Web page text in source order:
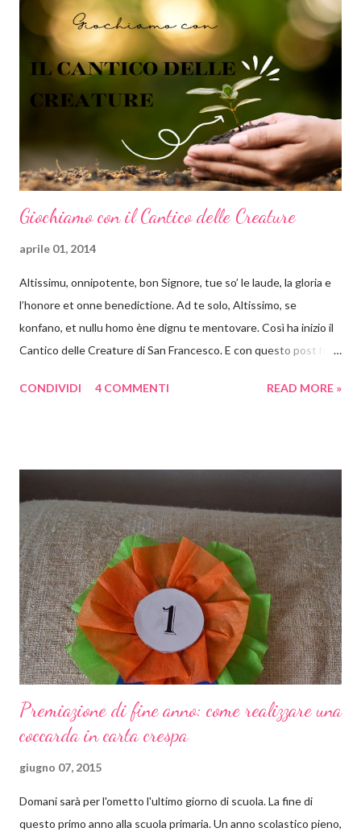
cerchi ed ovali tendono a inviare un messaggio emotivo positivo
di armonia e protezione. Al contrario del quadrato, che
trasmette stabilità, il cerchio si presta molto bene a comunicare
lo scorrere del tempo, il dinamismo e il movimento. Ok tranquilli
tutti, ho finito il momento di divulgazione scientifica e ritorno nei
Giochiamo con il Cantico delle Creature
aprile 01, 2014
Altissimu, onnipotente, bon Signore, tue so’ le laude, la gloria e
l’honore et onne benedictione. Ad te solo, Altissimo, se
konfano, et nullu homo ène dignu te mentovare. Così ha inizio il
Cantico delle Creature di San Francesco. E con questo post ha
sì con i libri, con le poesie e in genere con tutto ciò che è arte si
perché è pieno di spunti creativi . Ora vi spiego cosa ho in mente
e come saranno articolati i prossimi post. Partirò dagli elementi
(sole, luna e stelle, vento, acqua, fuoco, terra) come pretesto per
lavoretti, giochi e letture. Il Cantico ci terrà compagnia per un
bel po' di settimane, ma vedrete quante cose e quanti progetti
salteranno...
CONDIVIDI 4 COMMENTI READ MORE »
Premiazione di fine anno: come realizzare una
coccarda in carta crespa
giugno 07, 2015
Domani sarà per l'ometto l'ultimo giorno di scuola. La fine di
questo primo anno alla scuola primaria. Un anno scolastico pieno,